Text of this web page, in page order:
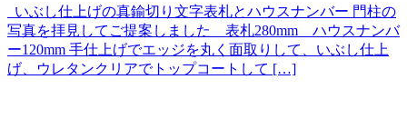
いぶし仕上げの真鍮切り文字表札とハウスナンバー 門柱の
写真を拝見してご提案しました 表札280mm ハウスナンバ
ー120mm 手仕上げでエッジを丸く面取りして、いぶし仕上
げ、ウレタンクリアでトップコートして […]